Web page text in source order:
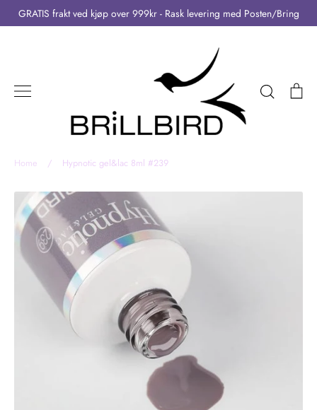
Skip
to
GRATIS frakt ved kjøp over 999kr - Rask levering med Posten/Bring
Search
Home / Hypnotic gel&lac 8ml #239